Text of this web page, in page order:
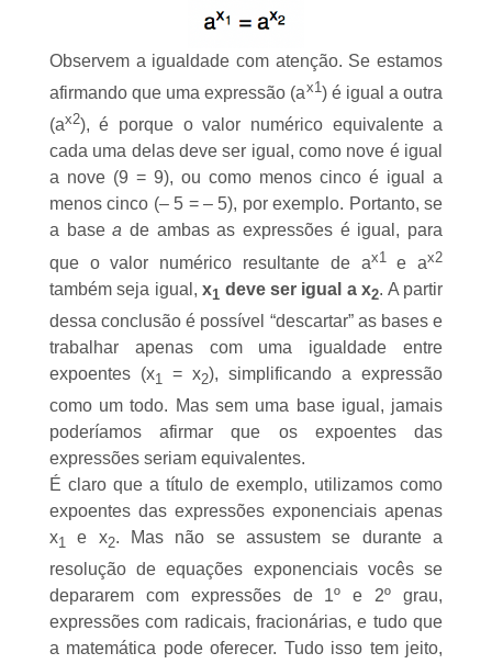
Observem a igualdade com atenção. Se estamos
afirmando que uma expressão (ax1) é igual a outra
(ax2), é porque o valor numérico equivalente a
cada uma delas deve ser igual, como nove é igual
a nove (9 = 9), ou como menos cinco é igual a
menos cinco (– 5 = – 5), por exemplo. Portanto, se
a basea de ambas as expressões é igual, para
que o valor numérico resultante de ax1e ax2
também seja igual,x1 deve ser igual a x2. A partir
dessa conclusão é possível “descartar” as bases e
trabalhar apenas com uma igualdade entre
expoentes (x1 = x2), simplificando a expressão
como um todo. Mas sem uma base igual, jamais
poderíamos afirmar que os expoentes das
expressões seriam equivalentes.
É claro que a título de exemplo, utilizamos como
expoentes das expressões exponenciais apenas
x1e x2. Mas não se assustem se durante a
resolução de equações exponenciais vocês se
depararem com expressões de 1º e 2º grau,
expressões com radicais, fracionárias, e tudo que
a matemática pode oferecer. Tudo isso tem jeito,